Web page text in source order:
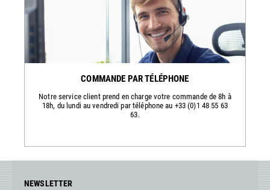
COMMANDE PAR TÉLÉPHONE
Notre service client prend en charge votre commande de 8h à
18h, du lundi au vendredi par téléphone au +33 (0)1 48 55 63
63.
NEWSLETTER